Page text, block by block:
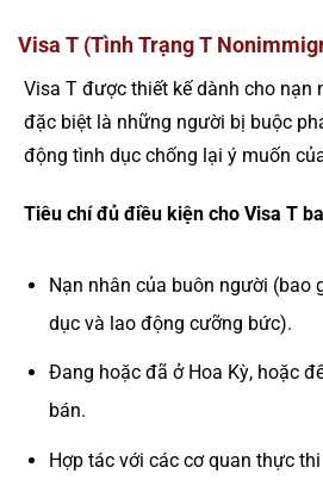
Visa T (Tình Trạng T
Visa T được thiết kế dành cho nạn
đặc biệt là những người bị buộc
động tình dục chống lại ý muốn
Tiêu chí đủ điều kiện cho Visa T
Nạn nhân của buôn người (bao
dục và lao động cưỡng bức).
Đang hoặc đã ở Hoa Kỳ, hoặc
bán.
Hợp tác với các cơ quan thực